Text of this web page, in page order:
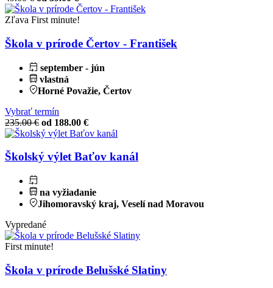
Zľava First minute!
Škola v prírode Čertov - František
september - jún
vlastná
Horné Považie, Čertov
Vybrať termín
235.00 € od 188.00 €
Školský výlet Baťov kanál
na vyžiadanie
Jihomoravský kraj, Veselí nad Moravou
Vypredané
First minute!
Škola v prírode Belušské Slatiny